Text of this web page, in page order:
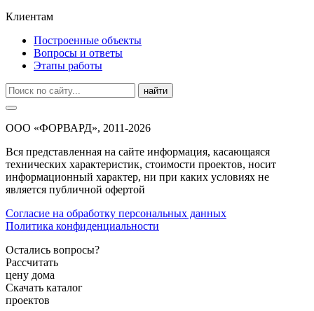
Клиентам
Построенные объекты
Вопросы и ответы
Этапы работы
найти
ООО «ФОРВАРД», 2011-2026
Вся представленная на сайте информация, касающаяся
технических характеристик, стоимости проектов, носит
информационный характер, ни при каких условиях не
является публичной офертой
Согласие на обработку персональных данных
Политика конфиденциальности
Остались вопросы?
Рассчитать
цену дома
Скачать каталог
проектов